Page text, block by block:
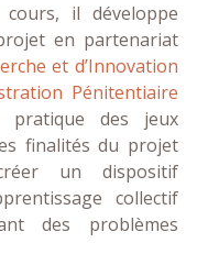
il développe
en partenariat
et d’Innovation
Pénitentiaire
des jeux
finalités du projet
un dispositif
collectif
des problèmes